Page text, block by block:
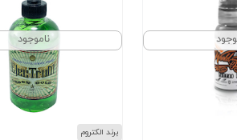
ناموجود
برند الکتروم